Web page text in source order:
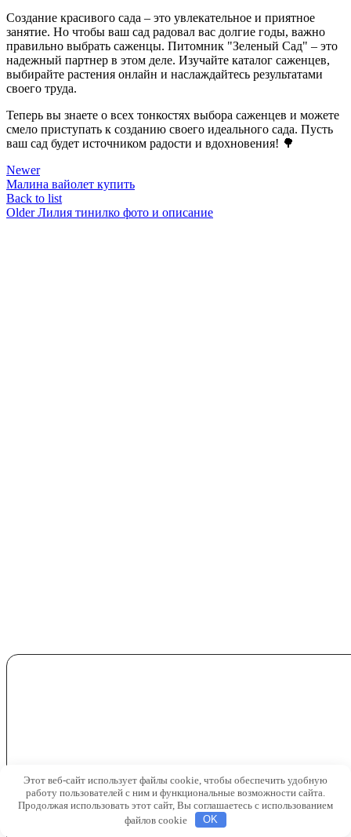
Создание красивого сада – это увлекательное и приятное
занятие. Но чтобы ваш сад радовал вас долгие годы, важно
правильно выбрать саженцы. Питомник "Зеленый Сад" – это
надежный партнер в этом деле. Изучайте каталог саженцев,
выбирайте растения онлайн и наслаждайтесь результатами
своего труда.
Теперь вы знаете о всех тонкостях выбора саженцев и можете
смело приступать к созданию своего идеального сада. Пусть
ваш сад будет источником радости и вдохновения! 🌳
Newer
Малина вайолет купить
Back to list
Older Лилия тинилко фото и описание
Этот веб-сайт использует файлы cookie, чтобы обеспечить удобную
работу пользователей с ним и функциональные возможности сайта.
Продолжая использовать этот сайт, Вы соглашаетесь с использованием
файлов cookie
OK